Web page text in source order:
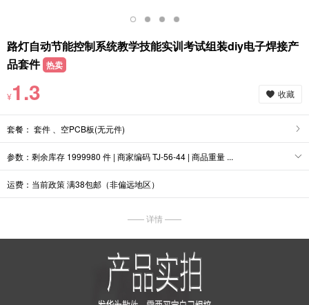
路灯自动节能控制系统教学技能实训考试组装diy电子焊接产
品套件 热卖
¥1.3 收藏
套餐： 套件 、空PCB板(无元件)
参数：剩余库存 1999980 件 | 商家编码 TJ-56-44 | 商品重量 ...
运费：当前政策 满38包邮（非偏远地区）
—— 详情 ——